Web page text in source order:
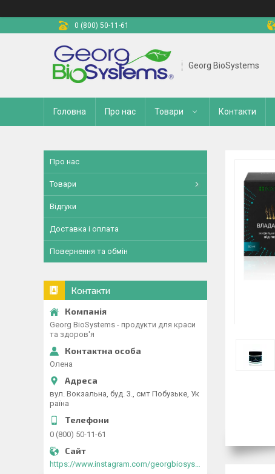
0 (800) 50-11-61
Georg BioSystems
Головна Про нас Товари Контакти
Про нас
Товари
Відгуки
Доставка і оплата
Повернення та обмін
Контакти
Georg BioSystems - продукти для краси
та здоров'я
Олена
вул. Вокзальна, буд. 3., смт Побузьке, Ук
раїна
0 (800) 50-11-61
https://www.instagram.com/georgbiosystems_ua/